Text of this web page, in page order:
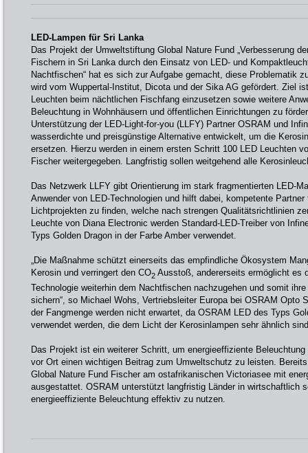
LED-Lampen für Sri Lanka
Das Projekt der Umweltstiftung Global Nature Fund „Verbesserung
Fischern in Sri Lanka durch den Einsatz von LED- und
Nachtfischen“ hat es sich zur Aufgabe gemacht, diese Problematik
wird vom Wuppertal-Institut, Dicota und der Sika AG gefördert. Ziel
Leuchten beim nächtlichen Fischfang einzusetzen sowie weitere
Beleuchtung in Wohnhäusern und öffentlichen Einrichtungen zu
Unterstützung der LED-Light-for-you (LLFY) Partner OSRAM und
wasserdichte und preisgünstige Alternative entwickelt, um die
ersetzen. Hierzu werden in einem ersten Schritt 100 LED Leuchten
Fischer weitergegeben. Langfristig sollen weitgehend alle
Das Netzwerk LLFY gibt Orientierung im stark fragmentierten LED-
Anwender von LED-Technologien und hilft dabei, kompetente
Lichtprojekten zu finden, welche nach strengen Qualitätsrichtlinien
Leuchte von Diana Electronic werden Standard-LED-Treiber von
Typs Golden Dragon in der Farbe Amber verwendet.
„Die Maßnahme schützt einerseits das empfindliche Ökosystem
Kerosin und verringert den CO2 Ausstoß, andererseits ermöglicht es
Technologie weiterhin dem Nachtfischen nachzugehen und somit
sichern“, so Michael Wohs, Vertriebsleiter Europa bei OSRAM Opto
der Fangmenge werden nicht erwartet, da OSRAM LED des Typs
verwendet werden, die dem Licht der Kerosinlampen sehr ähnlich
Das Projekt ist ein weiterer Schritt, um energieeffiziente
vor Ort einen wichtigen Beitrag zum Umweltschutz zu leisten.
Global Nature Fund Fischer am ostafrikanischen Victoriasee mit
ausgestattet. OSRAM unterstützt langfristig Länder in wirtschaftlich
energieeffiziente Beleuchtung effektiv zu nutzen.